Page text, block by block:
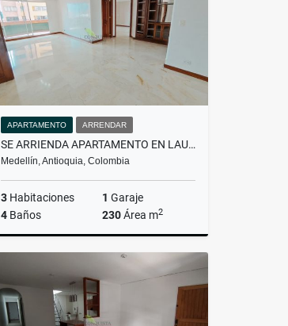
APARTAMENTO ARRENDAR
SE ARRIENDA APARTAMENTO EN LAURELES
Medellín, Antioquia, Colombia
3 Habitaciones 1 Garaje
4 Baños 230Área m2
Arrendar
$5.200.000